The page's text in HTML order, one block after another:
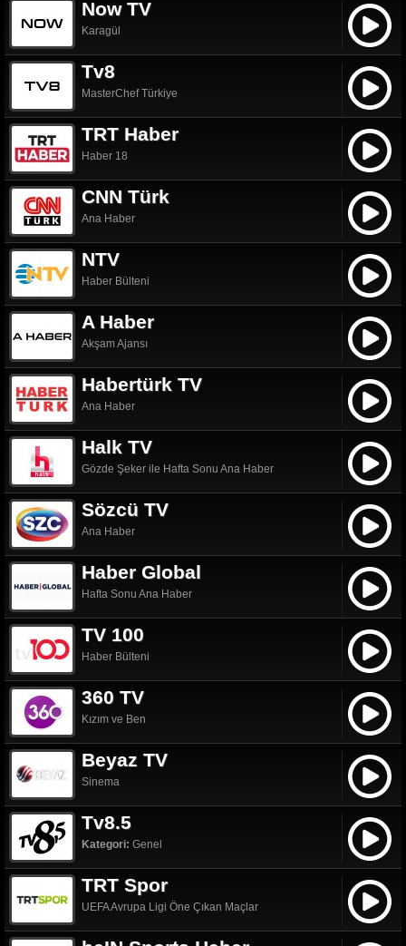
Now TV
Karagül
Tv8
MasterChef Türkiye
TRT Haber
Haber 18
CNN Türk
Ana Haber
NTV
Haber Bülteni
A Haber
Akşam Ajansı
Habertürk TV
Ana Haber
Halk TV
Gözde Şeker ile Hafta Sonu Ana Haber
Sözcü TV
Ana Haber
Haber Global
Hafta Sonu Ana Haber
TV 100
Haber Bülteni
360 TV
Kızım ve Ben
Beyaz TV
Sinema
Tv8.5
Kategori: Genel
TRT Spor
UEFA Avrupa Ligi Öne Çıkan Maçlar